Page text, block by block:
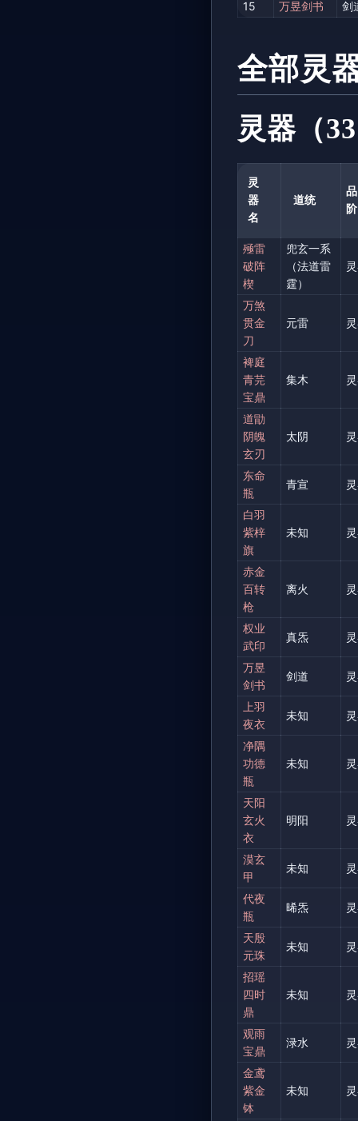
15 万昱剑书 剑
全部灵
灵器（
灵
器
名
道统
品
阶
殛雷
破阵
楔
兜玄一系
（法道雷
霆）
万煞
贯金
刀
元雷
裨庭
青芫
宝鼎
集木
道勖
阴魄
玄刃
太阴
东命
瓶
青宣
白羽
紫梓
旗
未知
赤金
百转
枪
离火
权业
武印
真炁
万昱
剑书
剑道
上羽
夜衣
未知
净隅
功德
瓶
未知
天阳
玄火
衣
明阳
漠玄
甲
未知
代夜
瓶
晞炁
天殷
元珠
未知
招瑶
四时
鼎
未知
观雨
宝鼎
渌水
金鸢
紫金
钵
未知